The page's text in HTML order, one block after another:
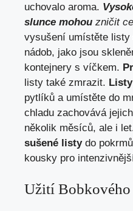
uchovalo aroma.
slunce mohou zničit
vysušení umístěte listy
nádob, jako jsou
kontejnery s víčkem.
listy také zmrazit. Listy
pytlíků a umístěte do
chladu zachovává
několik měsíců, ale i
sušené listydo
kousky pro
Užití